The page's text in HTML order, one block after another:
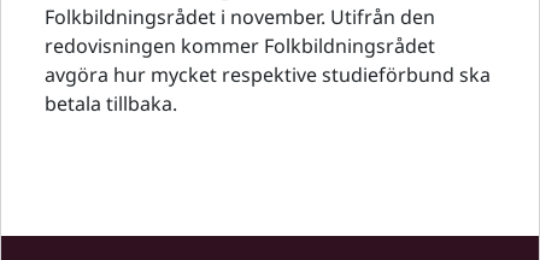
Folkbildningsrådet i november. Utifrån den
redovisningen kommer Folkbildningsrådet
avgöra hur mycket respektive studieförbund ska
betala tillbaka.